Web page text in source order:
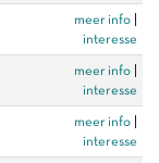
meer info
interesse
meer info
interesse
meer info
interesse